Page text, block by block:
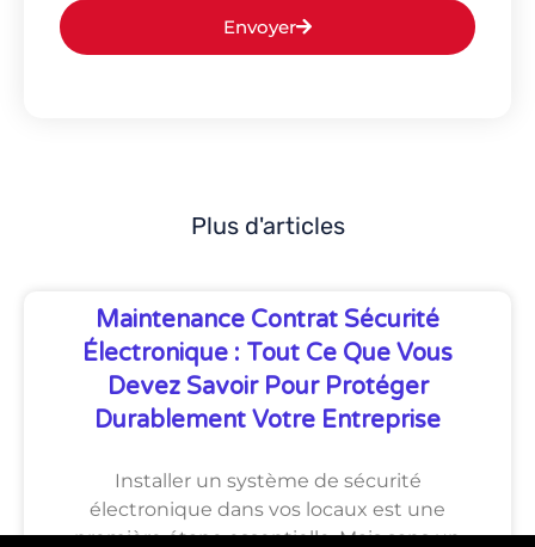
Envoyer
Plus d'articles
Maintenance Contrat Sécurité
Électronique : Tout Ce Que Vous
Devez Savoir Pour Protéger
Durablement Votre Entreprise
Installer un système de sécurité
électronique dans vos locaux est une
première étape essentielle. Mais sans un